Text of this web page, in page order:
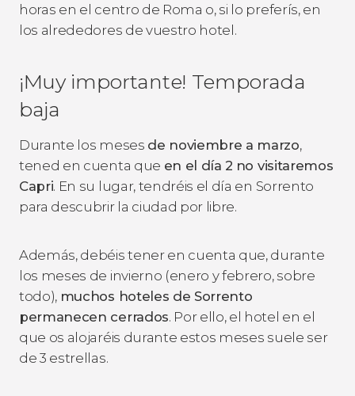
horas en el centro de Roma o, si lo preferís, en
los alrededores de vuestro hotel.
¡Muy importante! Temporada
baja
Durante los meses de noviembre a marzo,
tened en cuenta que en el día 2 no visitaremos
Capri. En su lugar, tendréis el día en Sorrento
para descubrir la ciudad por libre.
Además, debéis tener en cuenta que, durante
los meses de invierno (enero y febrero, sobre
todo), muchos hoteles de Sorrento
permanecen cerrados. Por ello, el hotel en el
que os alojaréis durante estos meses suele ser
de 3 estrellas.